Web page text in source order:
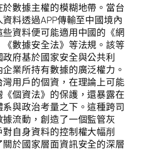
數據主權的模糊地帶。當台
料透過APP傳輸至中國境內
資料便可能適用中國的《網
數據安全法》等法規。該等
府基於國家安全與公共利
業所持有數據的廣泛權力。
用戶的個資，在理論上可能
個資法》的保護，還暴露在
與政治考量之下。這種跨司
流動，創造了一個監管灰
自身資料的控制權大幅削
於國家層面資訊安全的深層